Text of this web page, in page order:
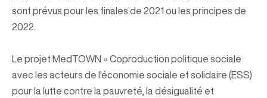
sont prévus pour les finales de 2021 ou les principes de
2022.
Le projet MedTOWN « Coproduction politique sociale
avec les acteurs de l'économie sociale et solidaire (ESS)
pour la lutte contre la pauvreté, la désigualité et